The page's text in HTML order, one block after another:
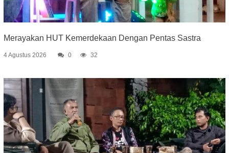
Merayakan HUT Kemerdekaan Dengan Pentas Sastra
4 Agustus 2026 0 32